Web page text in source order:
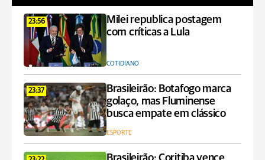
23:56
Milei republica postagem
com críticas a Lula
COTIDIANO
23:37
Brasileirão: Botafogo marca
golaço, mas Fluminense
busca empate em clássico
ESPORTE